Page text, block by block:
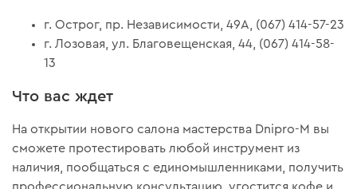
г. Острог, пр. Независимости, 49А, (067) 414-57-23
г. Лозовая, ул. Благовещенская, 44, (067) 414-58-
13
Что вас ждет
На открытии нового салона мастерства Dnipro-M вы
сможете протестировать любой инструмент из
наличия, пообщаться с единомышленниками, получить